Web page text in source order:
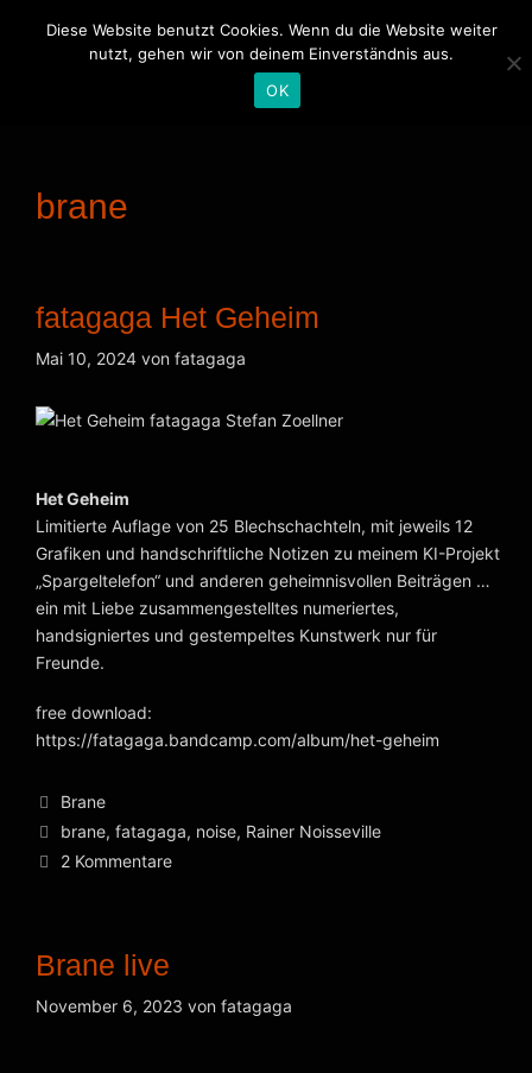
Satori Hype Records
Sound Of The Future
brane
fatagaga Het Geheim
Mai 10, 2024 von fatagaga
Het Geheim
Limitierte Auflage von 25 Blechschachteln, mit jeweils 12
Grafiken und handschriftliche Notizen zu meinem KI-Projekt
„Spargeltelefon“ und anderen geheimnisvollen Beiträgen …
ein mit Liebe zusammengestelltes numeriertes,
handsigniertes und gestempeltes Kunstwerk nur für
Freunde.
free download:
https://fatagaga.bandcamp.com/album/het-geheim
Kategorien
Brane
Schlagwörter
brane,fatagaga, noise, Rainer Noisseville
2 Kommentare
Brane live
November 6, 2023 von fatagaga
Diese Website benutzt Cookies. Wenn du die Website weiter
nutzt, gehen wir von deinem Einverständnis aus.
OK